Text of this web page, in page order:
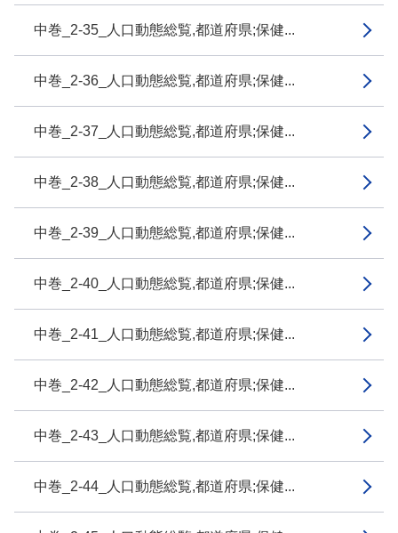
中巻_2-35_人口動態総覧,都道府県;保健...
中巻_2-36_人口動態総覧,都道府県;保健...
中巻_2-37_人口動態総覧,都道府県;保健...
中巻_2-38_人口動態総覧,都道府県;保健...
中巻_2-39_人口動態総覧,都道府県;保健...
中巻_2-40_人口動態総覧,都道府県;保健...
中巻_2-41_人口動態総覧,都道府県;保健...
中巻_2-42_人口動態総覧,都道府県;保健...
中巻_2-43_人口動態総覧,都道府県;保健...
中巻_2-44_人口動態総覧,都道府県;保健...